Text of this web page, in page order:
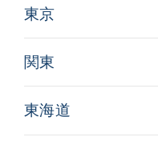
東京
関東
東海道